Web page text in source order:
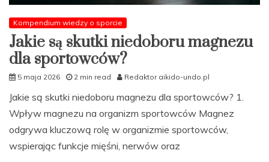
Kompendium wiedzy o sporcie
Jakie są skutki niedoboru magnezu
dla sportowców?
5 maja 2026 2 min read Redaktor aikido-undo.pl
Jakie są skutki niedoboru magnezu dla sportowców? 1.
Wpływ magnezu na organizm sportowców Magnez
odgrywa kluczową rolę w organizmie sportowców,
wspierając funkcje mięśni, nerwów oraz